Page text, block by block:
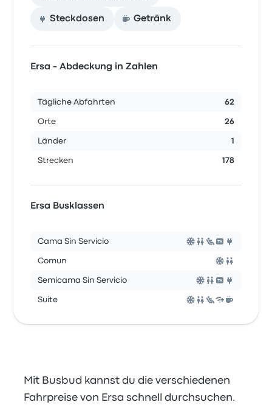
Steckdosen Getränk
Ersa - Abdeckung in Zahlen
Tägliche Abfahrten 62
Orte 26
Länder 1
Strecken 178
Ersa Busklassen
Cama Sin Servicio
Comun
Semicama Sin Servicio
Suite
Mit Busbud kannst du die verschiedenen
Fahrpreise von Ersa schnell durchsuchen.